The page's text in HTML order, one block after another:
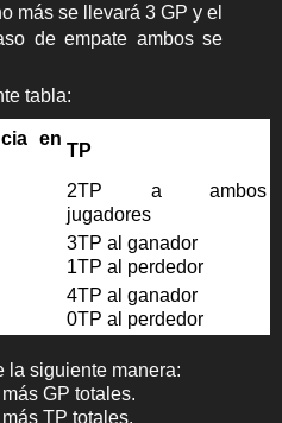
más se llevará 3 GP y el
de empate ambos se
tabla:
en
TP
2TP a ambos
jugadores
3TP al ganador
1TP al perdedor
4TP al ganador
0TP al perdedor
la siguiente manera:
GP totales.
TP totales.